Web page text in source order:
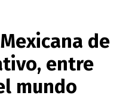
de
entre
mundo